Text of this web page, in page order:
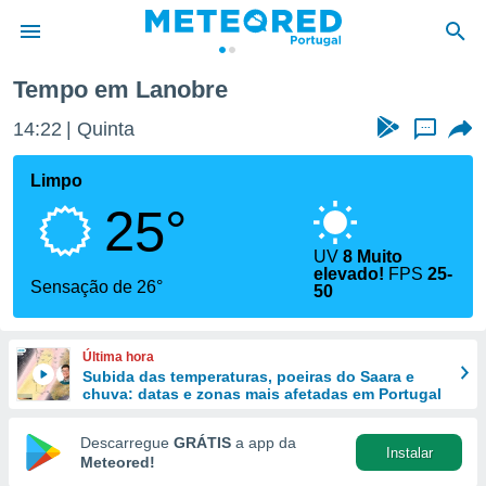
da
foi
fornecidas
a este
das
e
forma
digital
Tempo em Lanobre
14:22 Quinta ...
Limpo
25°
Sensação de 26°
UV8 Muito
elevado! FPS25-
50
Última hora
Subida das temperaturas, poeiras do Saara e
chuva: datas e zonas mais afetadas em Portugal
Descarregue GRÁTIS a app da
Meteored!
Instalar